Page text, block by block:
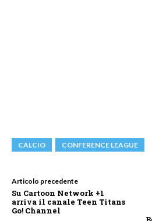
CALCIO CONFERENCE LEAGUE
Articolo precedente
Su Cartoon Network +1
arriva il canale Teen Titans
Go! Channel